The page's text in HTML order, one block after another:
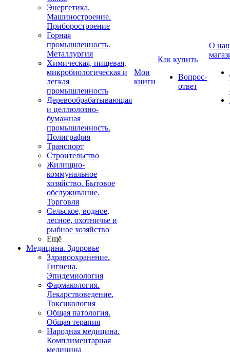
Энергетика.
Машиностроение.
Приборостроение
Горная
промышленность.
Металлургия
Химическая, пищевая,
микробиологическая и
легкая
промышленность
Деревообрабатывающая
и целлюлозно-
бумажная
промышленность.
Полиграфия
Транспорт
Строительство
Жилищно-
коммунальное
хозяйство. Бытовое
обслуживание.
Торговля
Сельское, водное,
лесное, охотничье и
рыбное хозяйство
Ещё
Медицина. Здоровье
Здравоохранение.
Гигиена.
Эпидемиология
Фармакология.
Лекарствоведение.
Токсикология
Общая патология.
Общая терапия
Народная медицина.
Комплиментарная
медицина
Мои
книги
Как купить
Вопрос-
ответ
О